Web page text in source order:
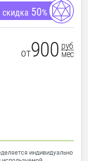
скидка 50%
от900 руб
мес
индивидуально